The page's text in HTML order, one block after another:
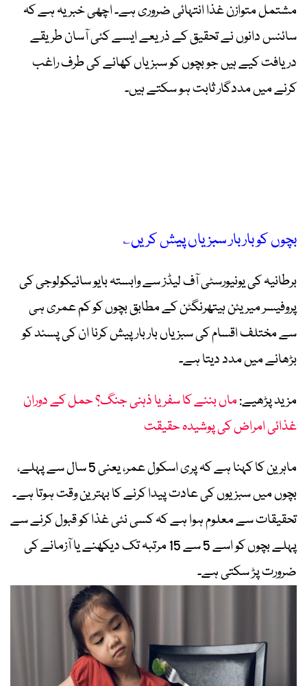
مشتمل متوازن غذا انتہائی ضروری ہے۔ اچھی خبر یہ ہے کہ
سائنس دانوں نے تحقیق کے ذریعے ایسے کئی آسان طریقے
دریافت کیے ہیں جو بچوں کو سبزیاں کھانے کی طرف راغب
کرنے میں مددگار ثابت ہو سکتے ہیں۔
بچوں کو بار بار سبزیاں پیش کریں؎
برطانیہ کی یونیورسٹی آف لیڈز سے وابستہ بایو سائیکولوجی کی
پروفیسر میریئن ہیتھرنگٹن کے مطابق بچوں کو کم عمری ہی
سے مختلف اقسام کی سبزیاں بار بار پیش کرنا ان کی پسند کو
بڑھانے میں مدد دیتا ہے۔
مزید پڑھیے:ماں بننے کا سفر یا ذہنی جنگ؟ حمل کے دوران
غذائی امراض کی پوشیدہ حقیقت
ماہرین کا کہنا ہے کہ پری اسکول عمر، یعنی 5 سال سے پہلے،
بچوں میں سبزیوں کی عادت پیدا کرنے کا بہترین وقت ہوتا ہے۔
تحقیقات سے معلوم ہوا ہے کہ کسی نئی غذا کو قبول کرنے سے
پہلے بچوں کو اسے 5 سے 15 مرتبہ تک دیکھنے یا آزمانے کی
ضرورت پڑ سکتی ہے۔